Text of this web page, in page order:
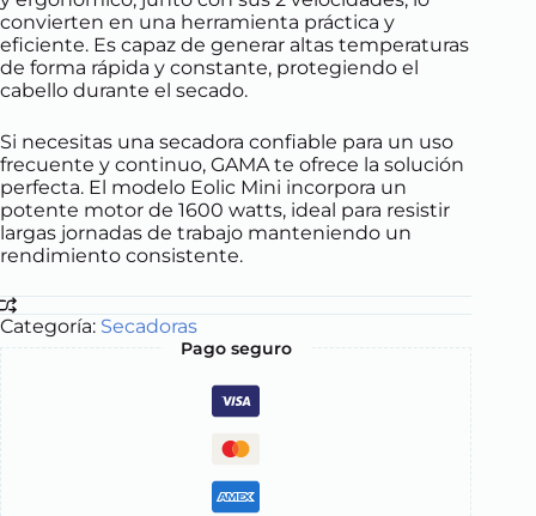
convierten en una herramienta práctica y
eficiente. Es capaz de generar altas temperaturas
de forma rápida y constante, protegiendo el
cabello durante el secado.
Si necesitas una secadora confiable para un uso
frecuente y continuo, GAMA te ofrece la solución
perfecta. El modelo Eolic Mini incorpora un
potente motor de 1600 watts, ideal para resistir
largas jornadas de trabajo manteniendo un
rendimiento consistente.
Categoría: Secadoras
Pago seguro